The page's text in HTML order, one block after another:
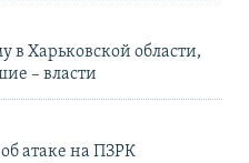
в Харьковской области,
– власти
атаке на ПЗРК